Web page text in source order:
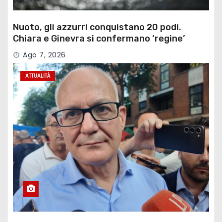
Nuoto, gli azzurri conquistano 20 podi.
Chiara e Ginevra si confermano ‘regine’
Ago 7, 2026
ATTUALITÀ